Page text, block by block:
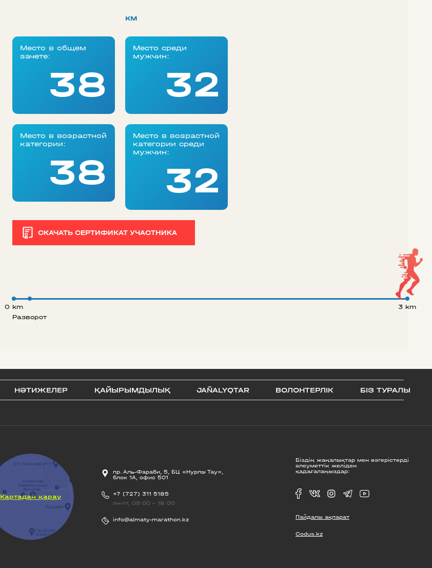
км
Место в общем
зачете:
38
Место среди
мужчин:
32
Место в возрастной
категории:
38
Место в возрастной
категории среди
мужчин:
32
СКАЧАТЬ СЕРТИФИКАТ УЧАСТНИКА
Разворот
0 km 3 km
НӘТИЖЕЛЕР ҚАЙЫРЫМДЫЛЫҚ JAÑALYQTAR ВОЛОНТЕРЛІК БІЗ ТУРАЛЫ
Картадан қарау
пр. Аль-Фараби, 5, БЦ «Нурлы Тау»,
блок 1А, офис 501
+7 (727) 311 5185
пн-пт, 09:00 - 18:00
info@almaty-marathon.kz
Біздің жаңалықтар мен өзгерістерді
әлеуметтік желіден
қадағалаңыздар:
Пайдалы ақпарат
Codus.kz